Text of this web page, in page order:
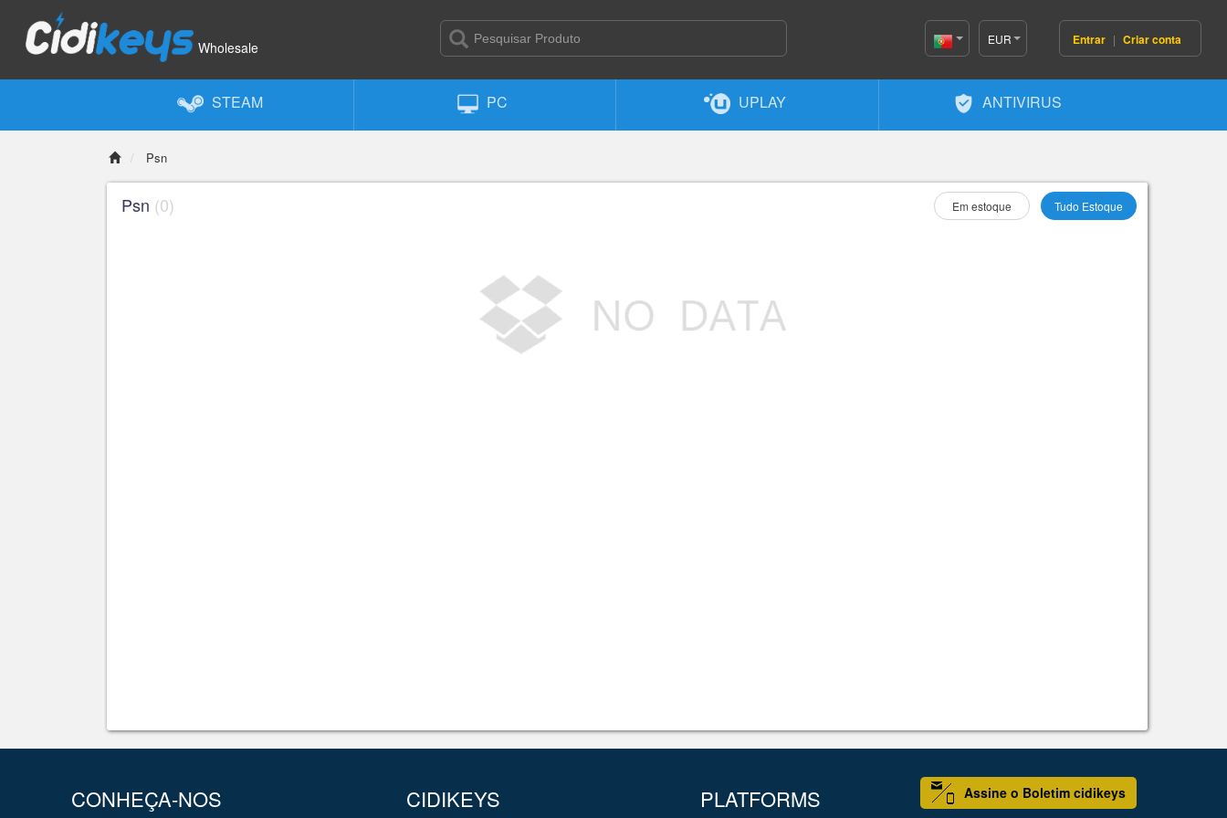
Wholesale Portugal(Português)
EUR Entrar | Criar conta
STEAM PC UPLAY ANTIVIRUS
Psn
Psn (0) Em estoque Tudo Estoque
CONHEÇA-NOS CIDIKEYS PLATFORMS Assine o Boletim cidikeys